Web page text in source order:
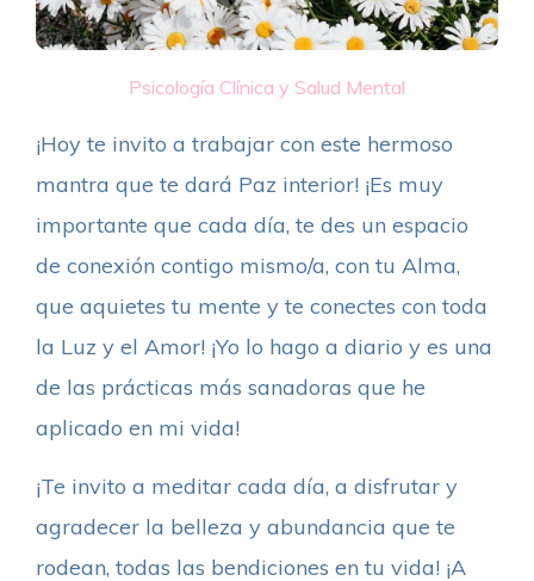
Psicología Clínica y Salud Mental
¡Hoy te invito a trabajar con este hermoso
mantra que te dará Paz interior! ¡Es muy
importante que cada día, te des un espacio
de conexión contigo mismo/a, con tu Alma,
que aquietes tu mente y te conectes con toda
la Luz y el Amor! ¡Yo lo hago a diario y es una
de las prácticas más sanadoras que he
aplicado en mi vida!
¡Te invito a meditar cada día, a disfrutar y
agradecer la belleza y abundancia que te
rodean, todas las bendiciones en tu vida! ¡A